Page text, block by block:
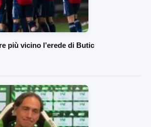
più vicino l’erede di Butic